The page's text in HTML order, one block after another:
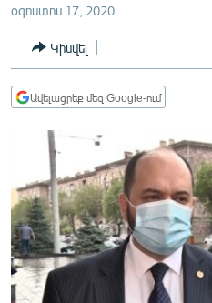
ԻՐԱՎՈՒՆՔ
ՀԱՍԱՐԱԿՈՒԹՅՈՒՆ
ՏՆՏԵՍՈՒԹՅՈՒՆ
ՊԱՏԵՐԱԶՄԻ 6 ՇԱԲԱԹՆԵՐԸ
ՏԱՐԱԾԱՇՐՋԱՆ
ՄԻՋԱԶԳԱՅԻՆ
ՄՇԱԿՈՒՅԹ
ՍՊՈՐՏ
օգոստոս 17, 2020
Կիսվել
Ավելացրեք մեզ Google-ում